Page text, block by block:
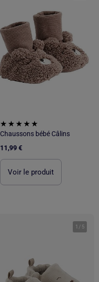
Chaussons bébé Câlins
11,99 €
Voir le produit
1 / 5